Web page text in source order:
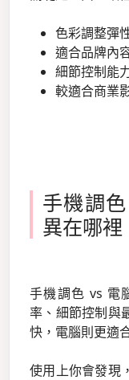
色彩調整彈
適合品牌內
細節控制能
較適合商業
手機調
異在哪裡
手機調色 vs 電
率、細節控制與
快，電腦則更適
使用上你會發現